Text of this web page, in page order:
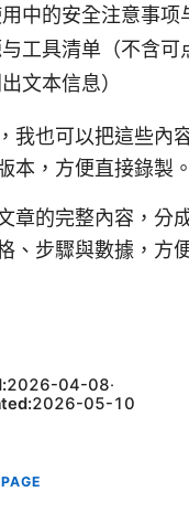
中的安全注意事项
工具清单（不含可
文本信息）
我也可以把這些內
本，方便直接錄製。
章的完整內容，分
、步驟與數據，方
2026-04-08·
2026-05-10